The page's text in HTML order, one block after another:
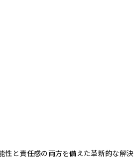
性と責任感の両方を備えた革新的な解決